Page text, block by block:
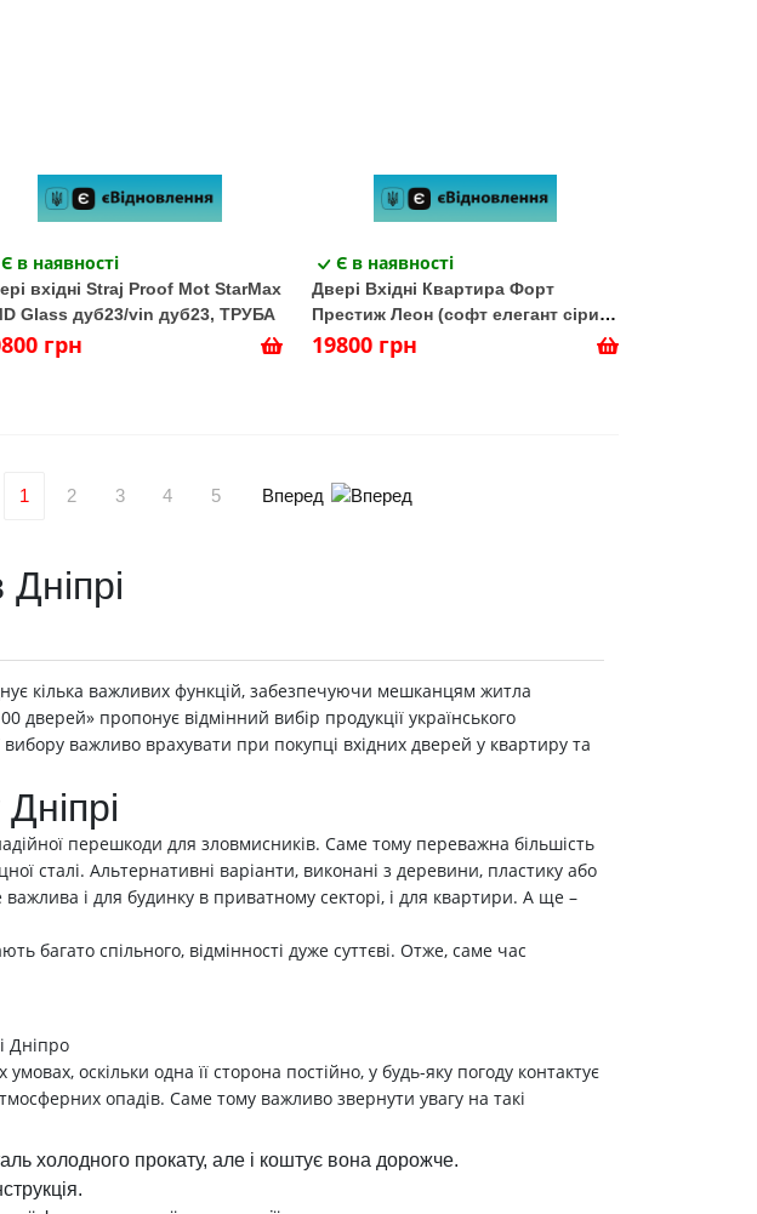
Є в наявності
вхідні Straj Proof Mot StarMax
Glass дуб23/vin дуб23, ТРУБА
грн
Є в наявності
Двері Вхідні Квартира Форт
Престиж Леон (софт елегант сірий/
білий супермат)
19800 грн
1 2 3 4 5 Вперед
Дніпрі
кілька важливих функцій, забезпечуючи мешканцям житла
дверей» пропонує відмінний вибір продукції українського
важливо врахувати при покупці вхідних дверей у квартиру та
перешкоди для зловмисників. Саме тому переважна більшість
сталі. Альтернативні варіанти, виконані з деревини, пластику або
і для будинку в приватному секторі, і для квартири. А ще –
спільного, відмінності дуже суттєві. Отже, саме час
оскільки одна її сторона постійно, у будь-яку погоду контактує
опадів. Саме тому важливо звернути увагу на такі
холодного прокату, але і коштує вона дорожче.